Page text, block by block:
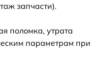
запчасти).
поломка, утрата
параметрам при